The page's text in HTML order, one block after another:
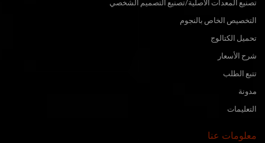
تصنيع المعدات الأصلية/تصنيع التصميم الشخصي
التخصيص الخاص بالنجوم
تحميل الكتالوج
شرح الأسعار
تتبع الطلب
مدونة
التعليمات
معلومات عنا